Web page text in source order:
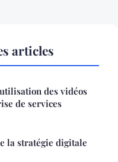
articles
des vidéos
de services
la stratégie digitale